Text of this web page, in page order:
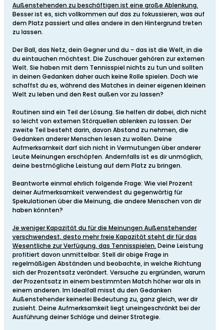
Außenstehenden zu beschäftigen ist eine große Ablenkung.
Besser ist es, sich vollkommen auf das zu fokussieren, was auf
dem Platz passiert und alles andere in den Hintergrund treten
zu lassen.
Der Ball, das Netz, dein Gegner und du – das ist die Welt, in die
du eintauchen möchtest. Die Zuschauer gehören zur externen
Welt. Sie haben mit dem Tennisspiel nichts zu tun und sollten
in deinen Gedanken daher auch keine Rolle spielen. Doch wie
schaffst du es, während des Matches in deiner eigenen kleinen
Welt zu leben und den Rest außen vor zu lassen?
Routinen sind ein Teil der Lösung. Sie helfen dir dabei, dich nicht
so leicht von externen Störquellen ablenken zu lassen. Der
zweite Teil besteht darin, davon Abstand zu nehmen, die
Gedanken anderer Menschen lesen zu wollen. Deine
Aufmerksamkeit darf sich nicht in Vermutungen über anderer
Leute Meinungen erschöpfen. Andernfalls ist es dir unmöglich,
deine bestmögliche Leistung auf dem Platz zu bringen.
Beantworte einmal ehrlich folgende Frage: Wie viel Prozent
deiner Aufmerksamkeit verwendest du gegenwärtig für
Spekulationen über die Meinung, die andere Menschen von dir
haben könnten?
Je weniger Kapazität du für die Meinungen Außenstehender
verschwendest, desto mehr freie Kapazität steht dir für das
Wesentliche zur Verfügung, das Tennisspielen. Deine Leistung
profitiert davon unmittelbar. Stell dir obige Frage in
regelmäßigen Abständen und beobachte, in welche Richtung
sich der Prozentsatz verändert. Versuche zu ergründen, warum
der Prozentsatz in einem bestimmten Match höher war als in
einem anderen. Im Idealfall misst du den Gedanken
Außenstehender keinerlei Bedeutung zu, ganz gleich, wer dir
zusieht. Deine Aufmerksamkeit liegt uneingeschränkt bei der
Ausführung deiner Schläge und deiner Strategie.